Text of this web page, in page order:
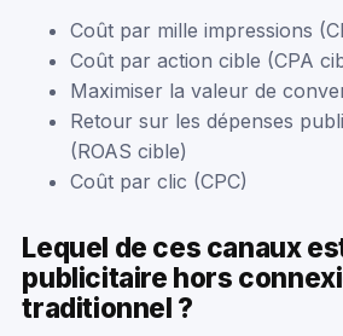
Coût par mille impressions
Coût par action cible (CPA
Maximiser la valeur de
Retour sur les dépenses
(ROAS cible)
Coût par clic (CPC)
Lequel de ces canaux
publicitaire hors
traditionnel ?